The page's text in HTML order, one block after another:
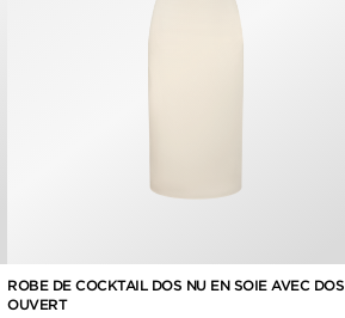
ROBE DE COCKTAIL DOS NU EN SOIE AVEC DOS
OUVERT